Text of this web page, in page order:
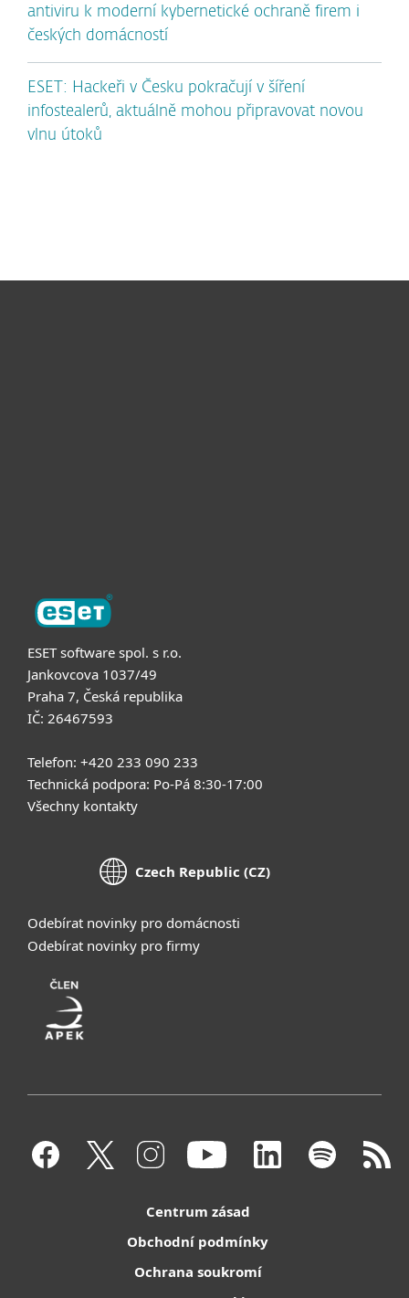
antiviru k moderní kybernetické ochraně firem i
českých domácností
ESET: Hackeři v Česku pokračují v šíření
infostealerů, aktuálně mohou připravovat novou
vlnu útoků
ESET software spol. s r.o.
Jankovcova 1037/49
Praha 7, Česká republika
IČ: 26467593
Telefon: +420 233 090 233
Technická podpora: Po-Pá 8:30-17:00
Všechny kontakty
Czech Republic (CZ)
Odebírat novinky pro domácnosti
Odebírat novinky pro firmy
Centrum zásad
Obchodní podmínky
Ochrana soukromí